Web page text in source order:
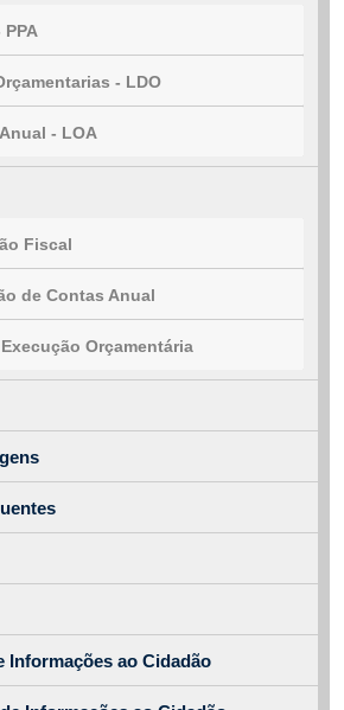
- LDO
- LOA
Fiscal
de Contas Anual
Orçamentária
Informações ao Cidadão